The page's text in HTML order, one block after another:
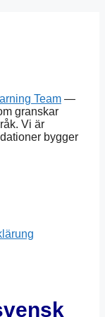
Team —
granskar
Vi är
bygger